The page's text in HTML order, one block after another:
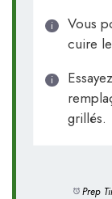
Vous
cuire
grillés.
Prep